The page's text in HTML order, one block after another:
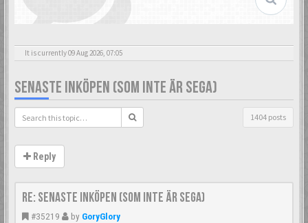
It is currently 09 Aug 2026, 07:05
SENASTE INKÖPEN (SOM INTE ÄR SEGA)
1404 posts
Reply
Re: Senaste inköpen (som inte är Sega)
#35219 by GoryGlory